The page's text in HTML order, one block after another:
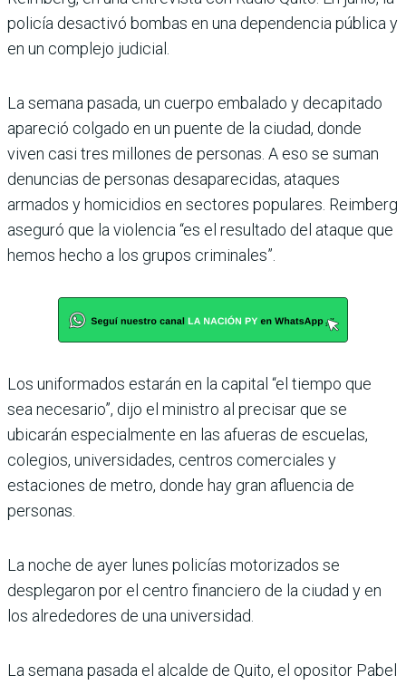
policía desactivó bombas en una dependencia pública y
en un complejo judicial.
La semana pasada, un cuerpo embalado y decapitado
apareció colgado en un puente de la ciudad, donde
viven casi tres millones de personas. A eso se suman
denuncias de personas desaparecidas, ataques
armados y homicidios en sectores populares. Reimberg
aseguró que la violencia “es el resultado del ataque que
hemos hecho a los grupos criminales”.
Los uniformados estarán en la capital “el tiempo que
sea necesario”, dijo el ministro al precisar que se
ubicarán especialmente en las afueras de escuelas,
colegios, universidades, centros comerciales y
estaciones de metro, donde hay gran afluencia de
personas.
La noche de ayer lunes policías motorizados se
desplegaron por el centro financiero de la ciudad y en
los alrededores de una universidad.
La semana pasada el alcalde de Quito, el opositor Pabel